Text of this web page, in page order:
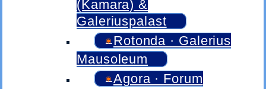
(Kamara) &
Galeriuspalast
Rotonda · Galerius
Mausoleum
Agora · Forum